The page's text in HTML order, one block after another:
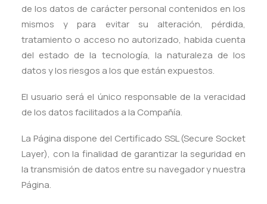
de los datos de carácter personal contenidos en los
mismos y para evitar su alteración, pérdida,
tratamiento o acceso no autorizado, habida cuenta
del estado de la tecnología, la naturaleza de los
datos y los riesgos a los que están expuestos.
El usuario será el único responsable de la veracidad
de los datos facilitados a la Compañía.
La Página dispone del Certificado SSL (Secure Socket
Layer), con la finalidad de garantizar la seguridad en
la transmisión de datos entre su navegador y nuestra
Página.